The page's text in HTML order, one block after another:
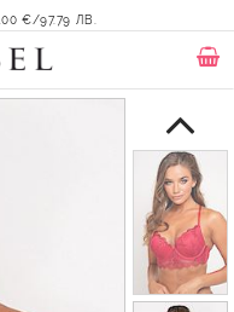
€/97.79 ЛВ.